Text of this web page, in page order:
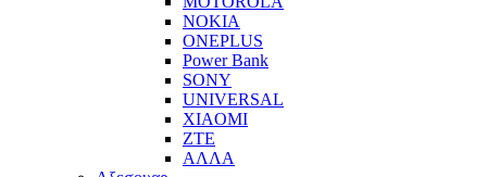
NOKIA
ONEPLUS
Power Bank
SONY
UNIVERSAL
XIAOMI
ZTE
ΑΛΛΑ